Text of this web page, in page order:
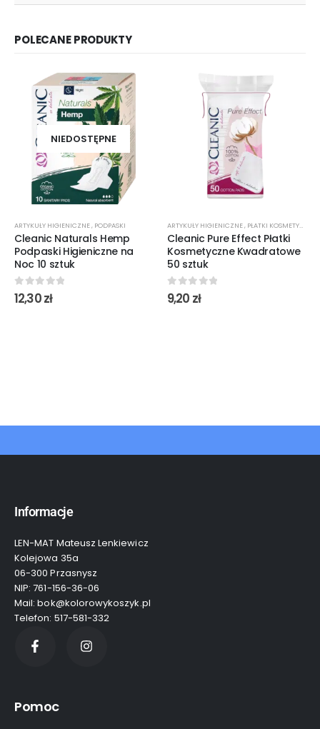
POLECANE PRODUKTY
NIEDOSTĘPNE
ARTYKUŁY HIGIENICZNE, PODPASKI
Cleanic Naturals Hemp
Podpaski Higieniczne na
Noc 10 sztuk
0out of 5
12,30zł
ARTYKUŁY HIGIENICZNE, PŁATKI KOSMETYCZNE
Cleanic Pure Effect Płatki
Kosmetyczne Kwadratowe
50 sztuk
0out of 5
9,20 zł
Informacje
LEN-MAT Mateusz Lenkiewicz
Kolejowa 35a
06-300 Przasnysz
NIP: 761-156-36-06
Mail: bok@kolorowykoszyk.pl
Telefon: 517-581-332
Pomoc